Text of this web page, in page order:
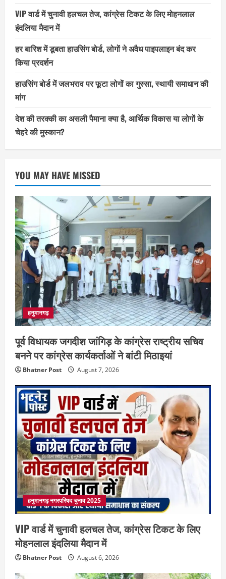
VIP वार्ड में चुनावी हलचल तेज, कांग्रेस टिकट के लिए मोहनलाल
इंदलिया मैदान में
हर बारिश में डूबता हाउसिंग बोर्ड, लोगों ने अवैध पाइपलाइन बंद कर
किया प्रदर्शन
हाउसिंग बोर्ड में जलभराव पर फूटा लोगों का गुस्सा, स्थायी समाधान की
मांग
देश की तरक्की का असली पैमाना क्या है, आर्थिक विकास या लोगों के
चेहरे की मुस्कान?
YOU MAY HAVE MISSED
हनुमानगढ़
पूर्व विधायक जगदीश जांगिड़ के कांग्रेस राष्ट्रीय सचिव
बनने पर कांग्रेस कार्यकर्ताओं ने बांटी मिठाइयां
Bhatner Post August 7, 2026
हनुमानगढ़ नगरपरिषद चुनाव 2025
VIP वार्ड में चुनावी हलचल तेज, कांग्रेस टिकट के लिए
मोहनलाल इंदलिया मैदान में
Bhatner Post August 6, 2026